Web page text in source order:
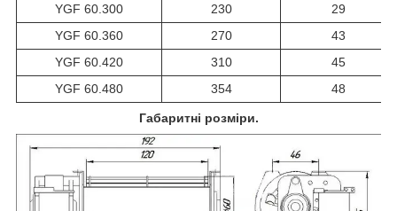
YGF 60.300
230
29
YGF 60.360
270
43
YGF 60.420
310
45
YGF 60.480
354 48
Габаритні розміри.